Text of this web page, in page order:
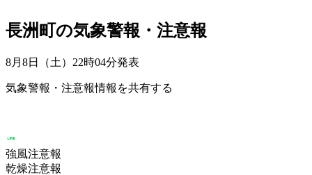
長洲町の気象警報・注意報
8月8日（土）22時04分発表
気象警報・注意報情報を共有する
強風注意報
乾燥注意報